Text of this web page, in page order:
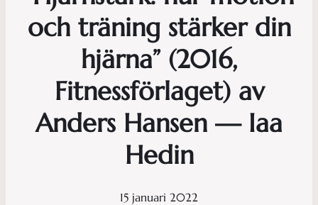
och träning stärker din
hjärna” (2016,
Fitnessförlaget) av
Anders Hansen — Iaa
Hedin
15 januari 2022